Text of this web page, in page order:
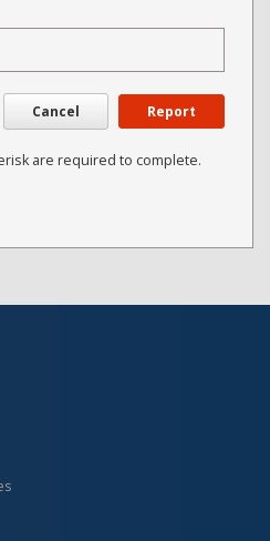
Cancel Report
are required to complete.